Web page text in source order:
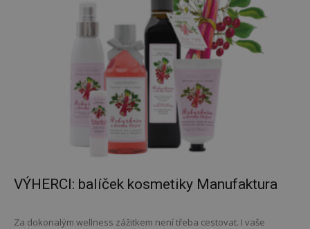
VÝHERCI: balíček kosmetiky Manufaktura
Za dokonalým wellness zážitkem není třeba cestovat. I vaše